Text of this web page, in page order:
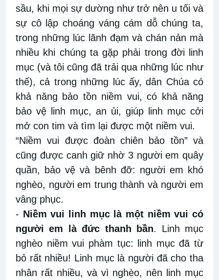
sầu, khi mọi sự dường như trở nên u tối và
sự cô lập choáng váng cám dỗ chúng ta,
trong những lúc lãnh đạm và chán nản mà
nhiều khi chúng ta gặp phải trong đời linh
mục (và tôi cũng đã trải qua những lúc như
thế), cả trong những lúc ấy, dân Chúa có
khả năng bảo tồn niềm vui, có khả năng
bảo vệ linh mục, an ủi, giúp linh mục cởi
mở con tim và tìm lại được một niềm vui.
“Niềm vui được đoàn chiên bảo tồn” và
cũng được canh giữ nhờ 3 người em quây
quần, bảo vệ và bênh đỡ: người em khó
nghèo, người em trung thành và người em
vâng phục.
- Niềm vui linh mục là một niềm vui có
người em là đức thanh bần. Linh mục
nghèo niềm vui phàm tục: linh mục đã từ
bỏ rất nhiều! Linh mục là người đã cho tha
nhân rất nhiều, và vì nghèo, nên linh mục